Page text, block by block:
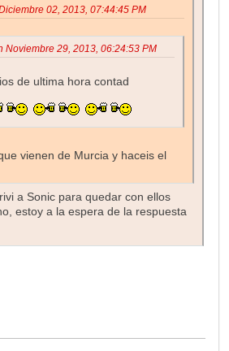
02, 2013, 07:44:45 PM
Noviembre 29, 2013, 06:24:53 PM
de ultima hora contad
vienen de Murcia y haceis el
a Sonic para quedar con ellos
estoy a la espera de la respuesta